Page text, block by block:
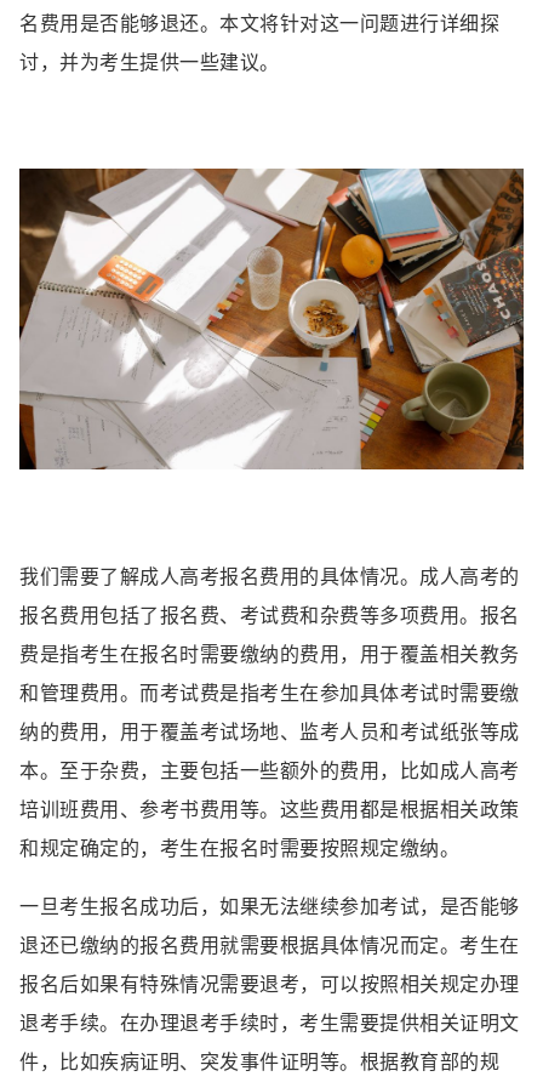
名费用是否能够退还。本文将针对这一问题进行详细探
讨，并为考生提供一些建议。
我们需要了解成人高考报名费用的具体情况。成人高考的
报名费用包括了报名费、考试费和杂费等多项费用。报名
费是指考生在报名时需要缴纳的费用，用于覆盖相关教务
和管理费用。而考试费是指考生在参加具体考试时需要缴
纳的费用，用于覆盖考试场地、监考人员和考试纸张等成
本。至于杂费，主要包括一些额外的费用，比如成人高考
培训班费用、参考书费用等。这些费用都是根据相关政策
和规定确定的，考生在报名时需要按照规定缴纳。
一旦考生报名成功后，如果无法继续参加考试，是否能够
退还已缴纳的报名费用就需要根据具体情况而定。考生在
报名后如果有特殊情况需要退考，可以按照相关规定办理
退考手续。在办理退考手续时，考生需要提供相关证明文
件，比如疾病证明、突发事件证明等。根据教育部的规